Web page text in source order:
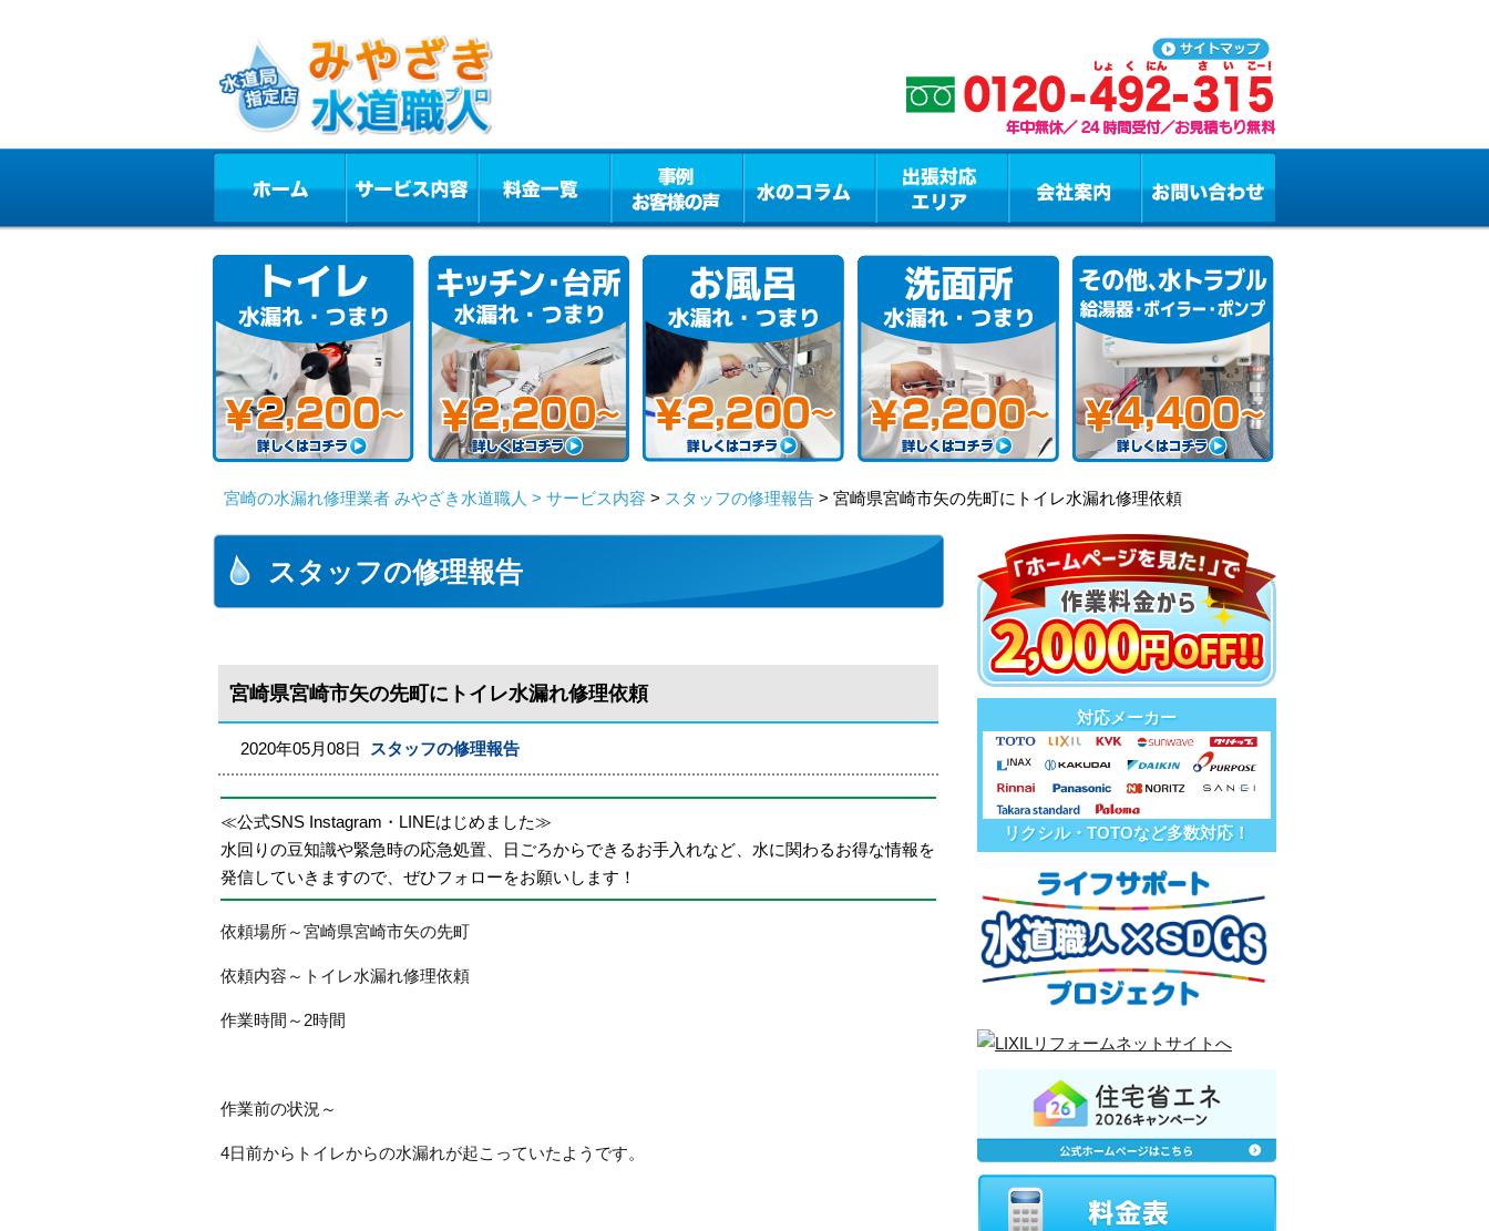
宮崎の水漏れ修理業者 みやざき水道職人 > サービス内容 > スタッフの修理報告 > 宮崎県宮崎市矢の先町にトイレ水漏れ修理依頼
スタッフの修理報告
宮崎県宮崎市矢の先町にトイレ水漏れ修理依頼
2020年05月08日 スタッフの修理報告
≪公式SNS Instagram・LINEはじめました≫
水回りの豆知識や緊急時の応急処置、日ごろからできるお手入れなど、水に関わるお得な情報を
発信していきますので、ぜひフォローをお願いします！
依頼場所～宮崎県宮崎市矢の先町
依頼内容～トイレ水漏れ修理依頼
作業時間～2時間
作業前の状況～
4日前からトイレからの水漏れが起こっていたようです。
対応メーカー
リクシル・TOTOなど多数対応！